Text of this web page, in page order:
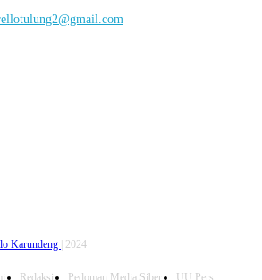
Karundeng | 2024